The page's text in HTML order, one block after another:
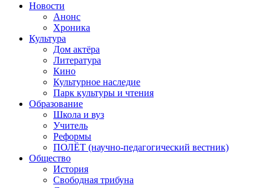
Новости
Анонс
Хроника
Культура
Дом актёра
Литература
Кино
Культурное наследие
Парк культуры и чтения
Образование
Школа и вуз
Учитель
Реформы
ПОЛЁТ (научно-педагогический вестник)
Общество
История
Свободная трибуна